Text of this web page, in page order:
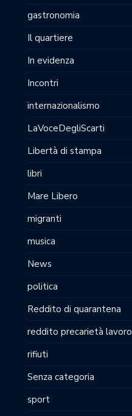
gastronomia
Il quartiere
In evidenza
Incontri
internazionalismo
LaVoceDegliScarti
Libertà di stampa
libri
Mare Libero
migranti
musica
News
politica
Reddito di quarantena
reddito precarietà lavoro
rifiuti
Senza categoria
sport